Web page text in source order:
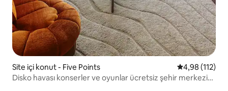
Site içi konut - Five Points 5 üzerinden
4,98 (112)
Disko havası konserler ve oyunlar ücretsiz şehir merkezi